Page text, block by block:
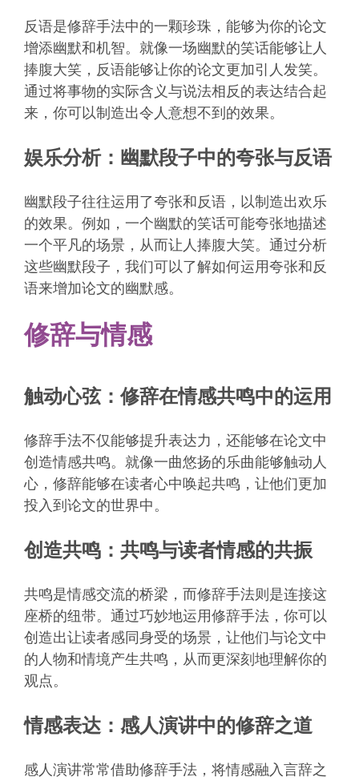
反语是修辞手法中的一颗珍珠，能够为你的论文
增添幽默和机智。就像一场幽默的笑话能够让人
捧腹大笑，反语能够让你的论文更加引人发笑。
通过将事物的实际含义与说法相反的表达结合起
来，你可以制造出令人意想不到的效果。
娱乐分析：幽默段子中的夸张与反语
幽默段子往往运用了夸张和反语，以制造出欢乐
的效果。例如，一个幽默的笑话可能夸张地描述
一个平凡的场景，从而让人捧腹大笑。通过分析
这些幽默段子，我们可以了解如何运用夸张和反
语来增加论文的幽默感。
修辞与情感
触动心弦：修辞在情感共鸣中的运用
修辞手法不仅能够提升表达力，还能够在论文中
创造情感共鸣。就像一曲悠扬的乐曲能够触动人
心，修辞能够在读者心中唤起共鸣，让他们更加
投入到论文的世界中。
创造共鸣：共鸣与读者情感的共振
共鸣是情感交流的桥梁，而修辞手法则是连接这
座桥的纽带。通过巧妙地运用修辞手法，你可以
创造出让读者感同身受的场景，让他们与论文中
的人物和情境产生共鸣，从而更深刻地理解你的
观点。
情感表达：感人演讲中的修辞之道
感人演讲常常借助修辞手法，将情感融入言辞之